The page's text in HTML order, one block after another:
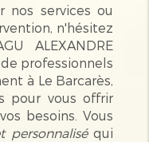
nos services ou
n'hésitez
ALEXANDRE
de professionnels
à Le Barcarès,
pour vous offrir
besoins. Vous
personnaliséqui